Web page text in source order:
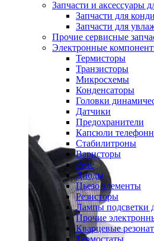
Запчасти и аксессуары
Запчасти для
Запчасти для
Прочие сервисные
Электронные
Термисторы
Транзисторы
Микросхемы
Конденсаторы
Головки
Датчики
Предохранители
Капсюли
Стабилитроны
Варисторы
Реле
Диоды
Пьезо элементы
Резисторы
Лампы подсветки
Прочие
Кварцевые
Термостаты